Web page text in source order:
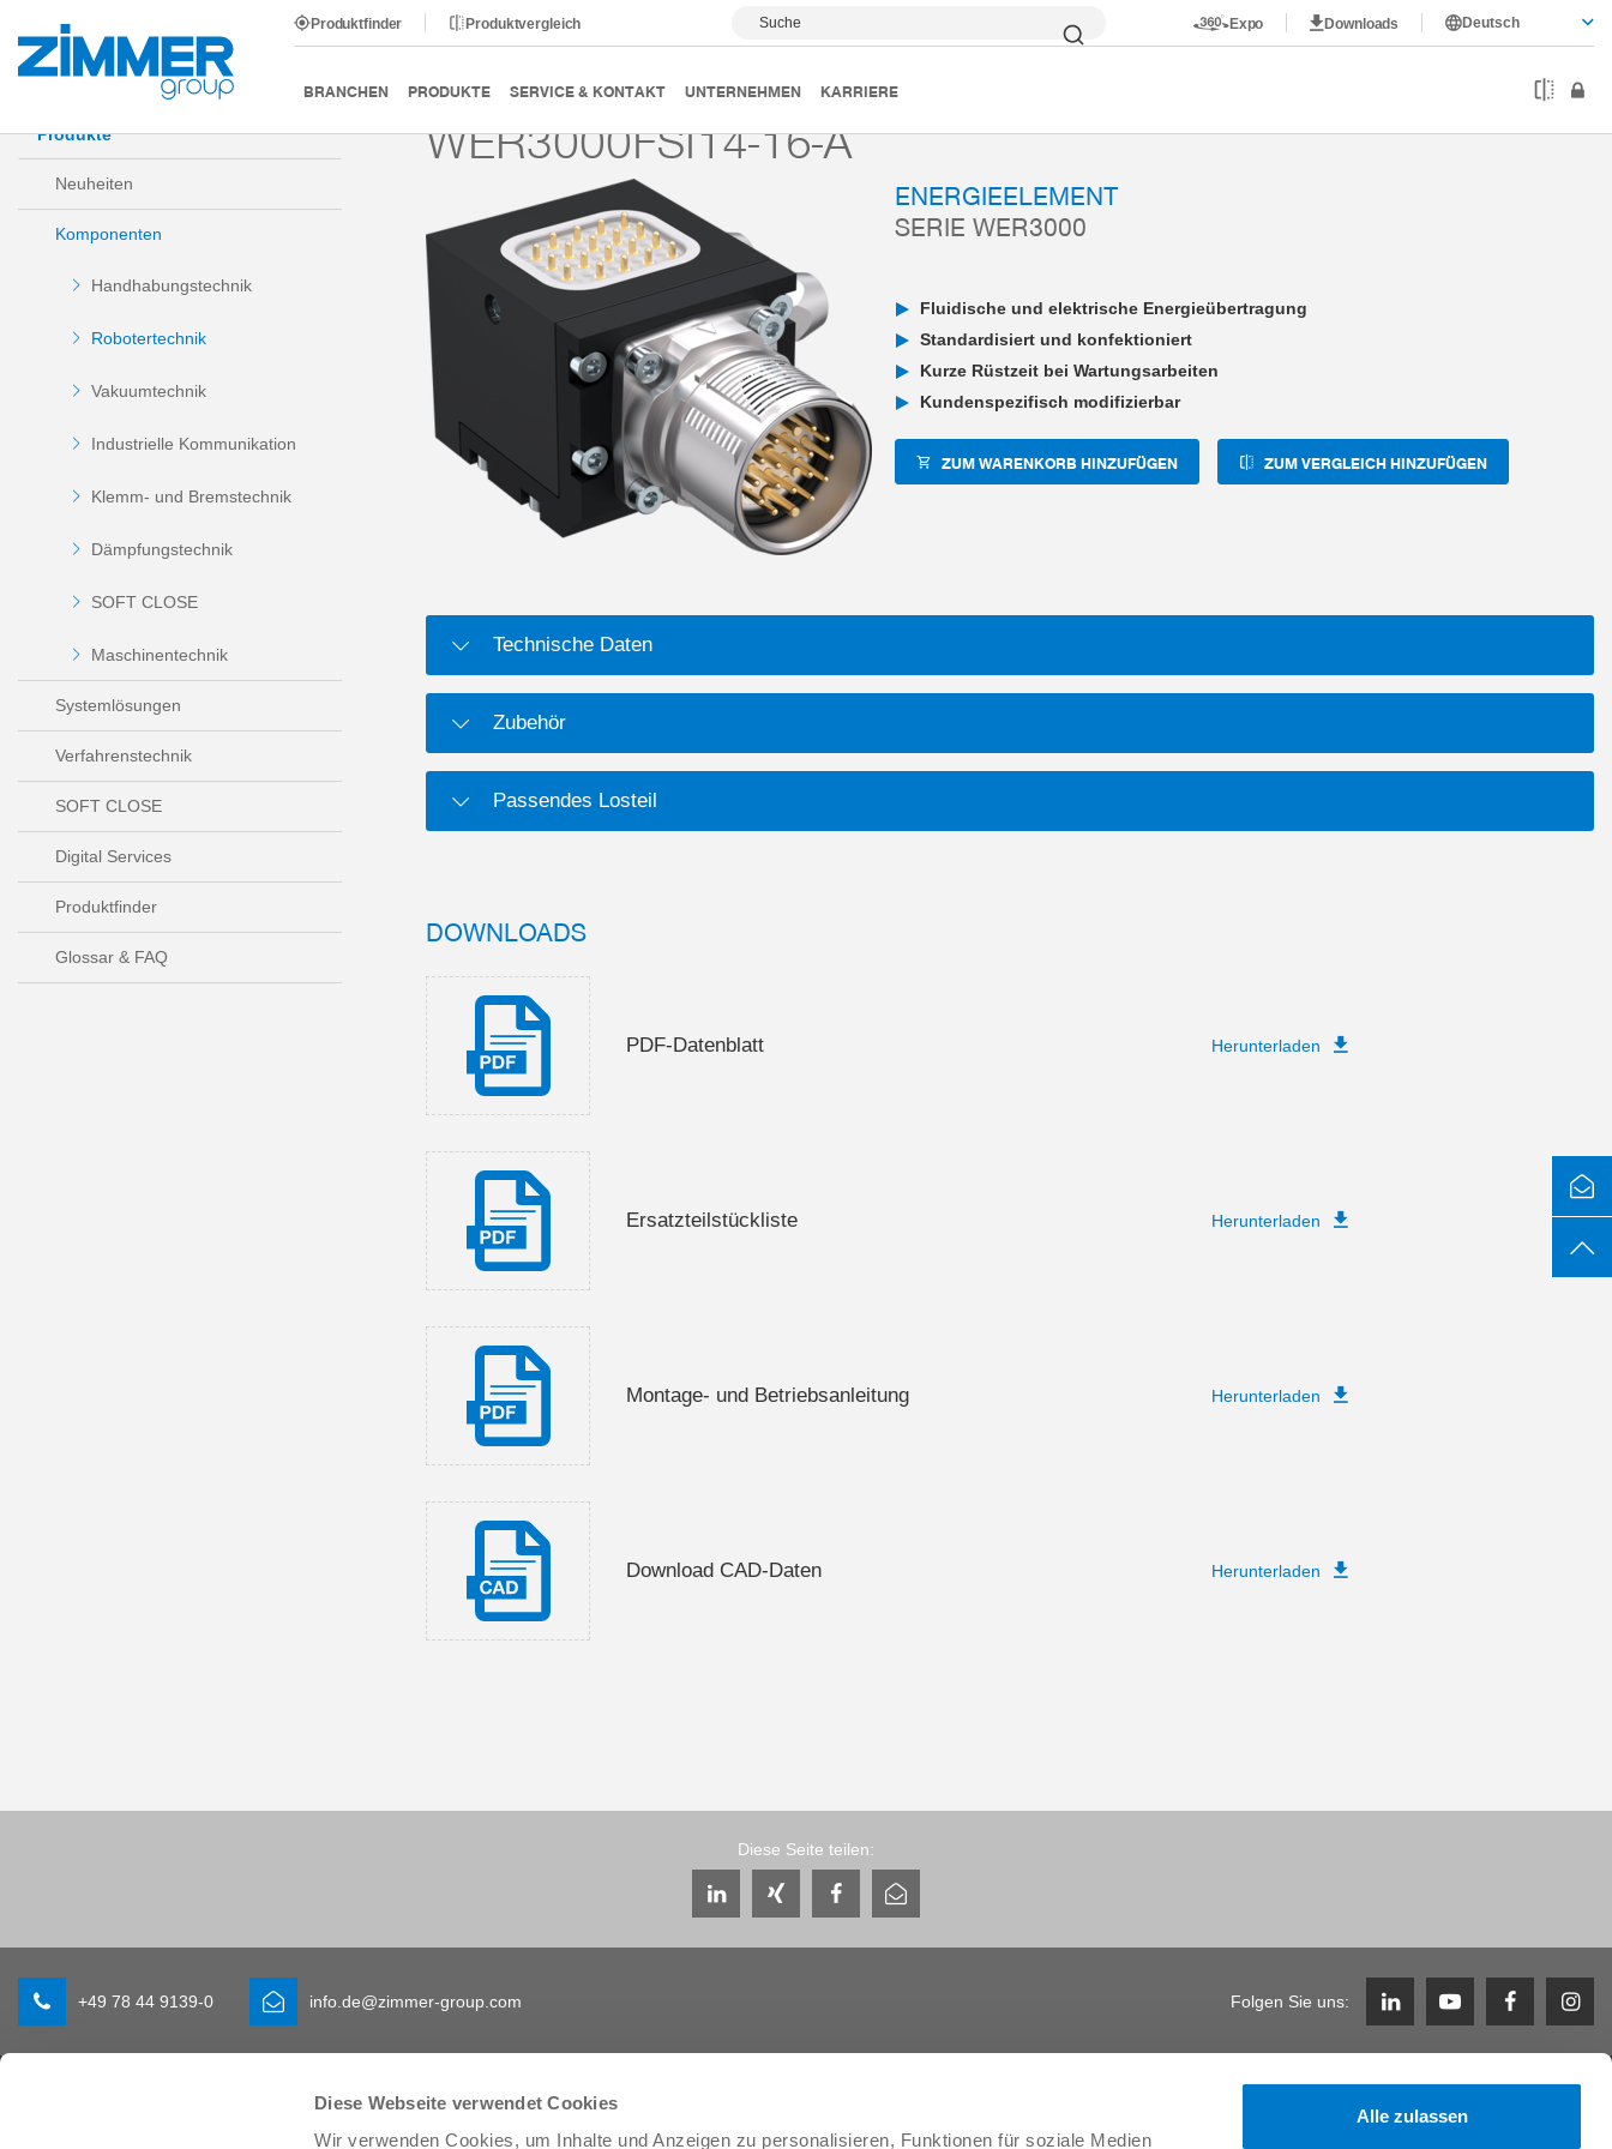
Diese Webseite verwendet Cookies
Wir verwenden Cookies, um Inhalte und Anzeigen zu personalisieren, Funktionen für soziale Medien
Alle zulassen
Produktfinder Produktvergleich Suche Expo Downloads Deutsch
BRANCHEN PRODUKTE SERVICE & KONTAKT UNTERNEHMEN KARRIERE
Start Produkte Komponenten Robotertechnik Energieelemente Serie WER3000 elektrisch WER3000FSI14-16-A
Produkte
Neuheiten
Komponenten
Handhabungstechnik
Robotertechnik
Vakuumtechnik
Industrielle Kommunikation
Klemm- und Bremstechnik
Dämpfungstechnik
SOFT CLOSE
Maschinentechnik
Systemlösungen
Verfahrenstechnik
SOFT CLOSE
Digital Services
Produktfinder
Glossar & FAQ
WER3000FSI14-16-A
ENERGIEELEMENT
SERIE WER3000
Fluidische und elektrische Energieübertragung
Standardisiert und konfektioniert
Kurze Rüstzeit bei Wartungsarbeiten
Kundenspezifisch modifizierbar
ZUM WARENKORB HINZUFÜGEN ZUM VERGLEICH HINZUFÜGEN
Technische Daten
Zubehör
Passendes Losteil
DOWNLOADS
PDF-Datenblatt Herunterladen
Ersatzteilstückliste Herunterladen
Montage- und Betriebsanleitung Herunterladen
Download CAD-Daten Herunterladen
Diese Seite teilen:
+49 78 44 9139-0 info.de@zimmer-group.com Folgen Sie uns:
Produkte
Service & Kontakt
Arbeiten im Team & Benefits